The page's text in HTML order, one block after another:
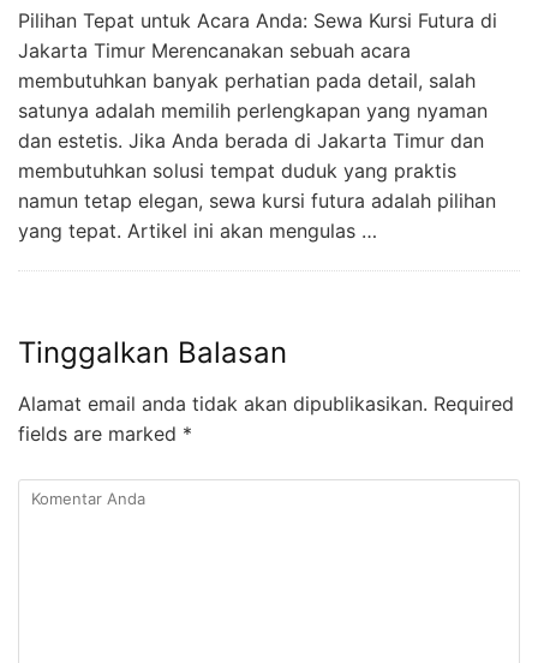
Pilihan Tepat untuk Acara Anda: Sewa Kursi Futura di
Jakarta Timur Merencanakan sebuah acara
membutuhkan banyak perhatian pada detail, salah
satunya adalah memilih perlengkapan yang nyaman
dan estetis. Jika Anda berada di Jakarta Timur dan
membutuhkan solusi tempat duduk yang praktis
namun tetap elegan, sewa kursi futura adalah pilihan
yang tepat. Artikel ini akan mengulas …
Tinggalkan Balasan
Alamat email anda tidak akan dipublikasikan. Required
fields are marked *